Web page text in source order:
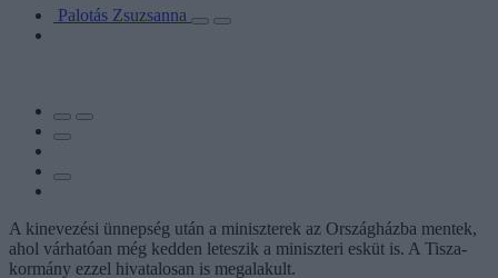
Palotás Zsuzsanna
A kinevezési ünnepség után a miniszterek az Országházba mentek,
ahol várhatóan még kedden leteszik a miniszteri esküt is. A Tisza-
kormány ezzel hivatalosan is megalakult.